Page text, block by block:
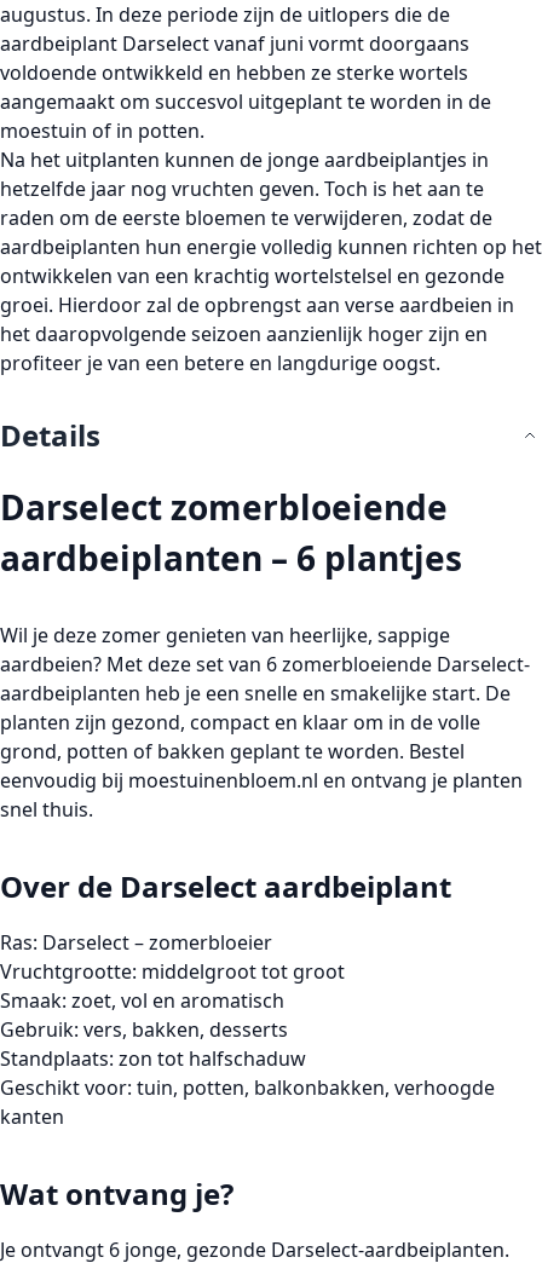
augustus. In deze periode zijn de uitlopers die de
aardbeiplant Darselectvanaf juni vormt doorgaans
voldoende ontwikkeld en hebben ze sterke wortels
aangemaakt om succesvol uitgeplant te worden in de
moestuin of in potten.
Na het uitplanten kunnen de jongeaardbeiplantjes in
hetzelfde jaar nog vruchten geven. Toch is het aan te
raden om de eerste bloemen te verwijderen, zodat de
aardbeiplanten hun energie volledig kunnen richten op het
ontwikkelen van een krachtig wortelstelsel en gezonde
groei. Hierdoor zal de opbrengst aan verse aardbeien in
het daaropvolgende seizoen aanzienlijk hoger zijn en
profiteer je van een betere en langdurige oogst.
Details
Darselect zomerbloeiende
aardbeiplanten – 6 plantjes
Wil je deze zomer genieten van heerlijke, sappige
aardbeien? Met deze set van 6 zomerbloeiende Darselect-
aardbeiplanten heb je een snelle en smakelijke start. De
planten zijn gezond, compact en klaar om in de volle
grond, potten of bakken geplant te worden. Bestel
eenvoudig bij moestuinenbloem.nl en ontvang je planten
snel thuis.
Over de Darselect aardbeiplant
Ras: Darselect – zomerbloeier
Vruchtgrootte: middelgroot tot groot
Smaak: zoet, vol en aromatisch
Gebruik: vers, bakken, desserts
Standplaats: zon tot halfschaduw
Geschikt voor: tuin, potten, balkonbakken, verhoogde
kanten
Wat ontvang je?
Je ontvangt 6 jonge, gezonde Darselect-aardbeiplanten.